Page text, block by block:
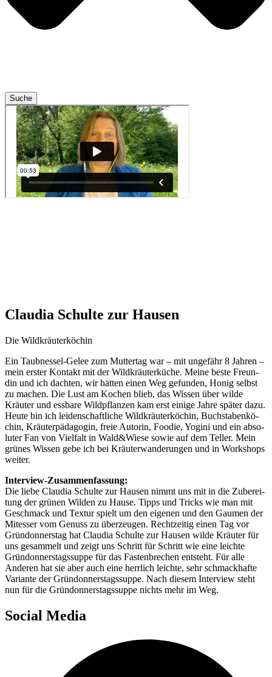
Suche
Claudia Schulte zur Hausen
Die Wild­kräu­ter­kö­chin
Ein Taub­nes­sel-Gelee zum Mut­ter­tag war – mit unge­fähr 8 Jah­ren –
mein ers­ter Kon­takt mit der Wild­kräu­ter­kü­che. Mei­ne bes­te Freun­
din und ich dach­ten, wir hät­ten einen Weg gefun­den, Honig selbst
zu machen. Die Lust am Kochen blieb, das Wis­sen über wil­de
Kräu­ter und ess­ba­re Wild­pflan­zen kam erst eini­ge Jah­re spä­ter dazu.
Heu­te bin ich lei­den­schaft­li­che Wild­kräu­ter­kö­chin, Buch­sta­ben­kö­
chin, Kräu­ter­päd­ago­gin, freie Autorin, Foo­die, Yogi­ni und ein abso­
lu­ter Fan von Viel­falt in Wald&Wiese sowie auf dem Tel­ler. Mein
grü­nes Wis­sen gebe ich bei Kräu­t­er­wan­de­run­gen und in Work­shops
weiter.
Inter­view-Zusam­men­fas­sung:
Die lie­be Clau­dia Schul­te zur Hau­sen nimmt uns mit in die Zube­rei­
tung der grü­nen Wil­den zu Hau­se. Tipps und Tricks wie man mit
Geschmack und Tex­tur spielt um den eige­nen und den Gau­men der
Mit­es­ser vom Genuss zu über­zeu­gen. Recht­zei­tig einen Tag vor
Grün­don­ners­tag hat Clau­dia Schul­te zur Hau­sen wil­de Kräu­ter für
uns gesam­melt und zeigt uns Schritt für Schritt wie eine leich­te
Grün­don­ners­tags­sup­pe für das Fas­ten­bre­chen ent­steht. Für alle
Ande­ren hat sie aber auch eine herr­lich leich­te, sehr schmack­haf­te
Vari­an­te der Grün­don­ners­tags­sup­pe. Nach die­sem Inter­view steht
nun für die Grün­don­ners­tags­sup­pe nichts mehr im Weg.
Social Media